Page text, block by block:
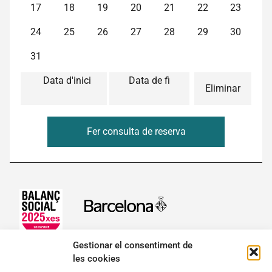
Gestionar el consentiment de
les cookies
Botiga
Contacte
17 18 19 20 21 22 23
24 25 26 27 28 29 30
31
Data d'inici Data de fi
Eliminar
Fer consulta de reserva